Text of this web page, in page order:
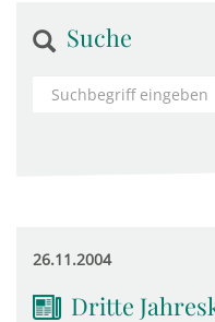
Suche
26.11.2004
Dritte